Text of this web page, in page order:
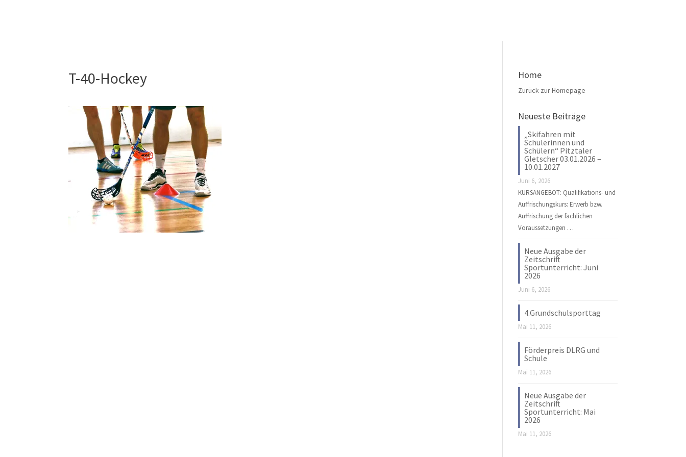
T-40-Hockey Home
Zurück zur Homepage
Neueste Beiträge
„Skifahren mit
Schülerinnen und
Schülern“ Pitztaler
Gletscher 03.01.2026 –
10.01.2027
Juni 6, 2026
KURSANGEBOT: Qualifikations- und
Auffrischungskurs: Erwerb bzw.
Auffrischung der fachlichen
Voraussetzungen …
Neue Ausgabe der
Zeitschrift
Sportunterricht: Juni
2026
Juni 6, 2026
4.Grundschulsporttag
Mai 11, 2026
Förderpreis DLRG und
Schule
Mai 11, 2026
Neue Ausgabe der
Zeitschrift
Sportunterricht: Mai
2026
Mai 11, 2026